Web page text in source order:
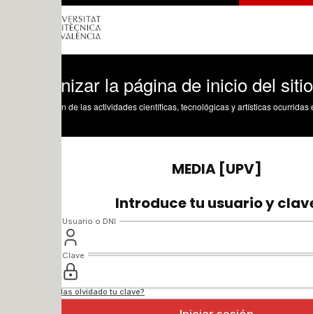
la página de inicio del sitio
de las actividades científicas, tecnológicas y artísticas ocurridas en los tres